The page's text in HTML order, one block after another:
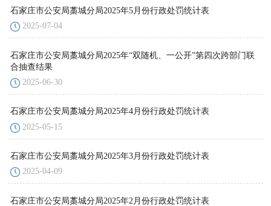
石家庄市公安局藁城分局2025年5月份行政处罚统计表
2025-07-04
石家庄市公安局藁城分局2025年“双随机、一公开”第四次跨部门联
合抽查结果
2025-06-30
石家庄市公安局藁城分局2025年4月份行政处罚统计表
2025-05-15
石家庄市公安局藁城分局2025年3月份行政处罚统计表
2025-04-09
石家庄市公安局藁城分局2025年2月份行政处罚统计表